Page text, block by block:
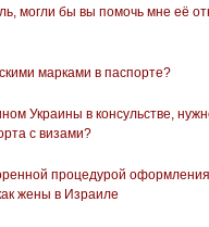
могли бы вы помочь мне её
марками в паспорте?
Украины в консульстве,
с визами?
процедурой
жены в Израиле